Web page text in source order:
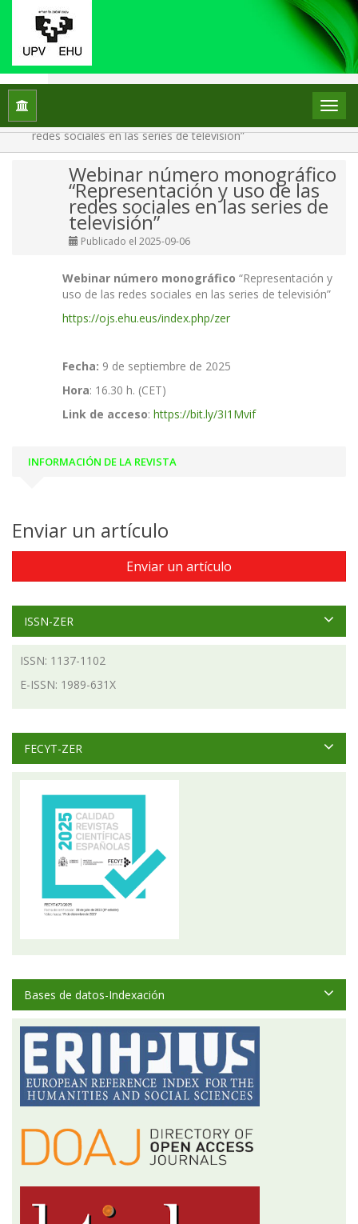
Inicio/
Webinar número monográfico “Representación y uso de las
redes sociales en las series de televisión”
Inicio
Webinar número monográfico
“Representación y uso de las
redes sociales en las series de
televisión”
Publicado el 2025-09-06
Webinar número monográfico “Representación y
uso de las redes sociales en las series de televisión”
https://ojs.ehu.eus/index.php/zer
Fecha: 9 de septiembre de 2025
Hora: 16.30 h. (CET)
Link de acceso: https://bit.ly/3I1Mvif
INFORMACIÓN DE LA REVISTA
Enviar un artículo
Enviar un artículo
ISSN-ZER
ISSN: 1137-1102
E-ISSN: 1989-631X
FECYT-ZER
Bases de datos-Indexación